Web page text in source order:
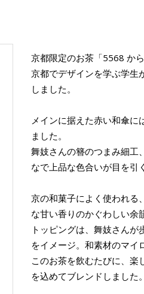
京都限定のお茶「5568 か
京都でデザインを学ぶ学生
しました。
メインに据えた赤い和傘に
ました。
舞妓さんの簪のつまみ細工
なで上品な色合いが目を引
京の和菓子によく使われる
な甘い香りのかぐわしい余
トッピングは、舞妓さん
をイメージ。和素材のマイ
このお茶を飲むたびに、楽
を込めてブレンドしました。